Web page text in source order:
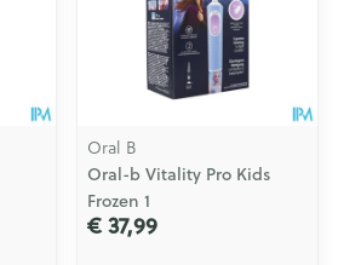
Oral B
Oral-b Vitality Pro Kids
Frozen 1
€ 37,99